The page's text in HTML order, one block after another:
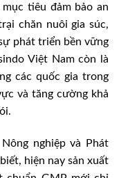
tiêu đảm bảo an
chăn nuôi gia súc,
phát triển bền vững
Việt Nam còn là
các quốc gia trong
và tăng cường khả
nghiệp và Phát
hiện nay sản xuất